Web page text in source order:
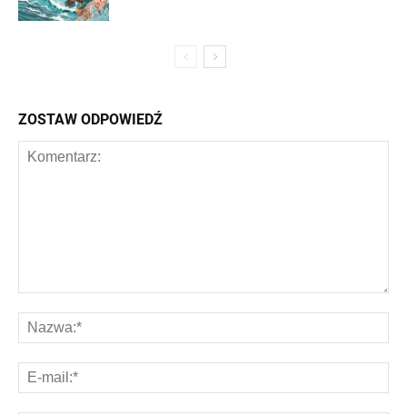
ZOSTAW ODPOWIEDŹ